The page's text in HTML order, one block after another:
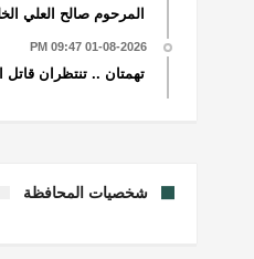
المرحوم صالح العلي
01-08-2026 09:47 PM
تهمتان .. تنتظران قاتل
شخصيات المحافظة